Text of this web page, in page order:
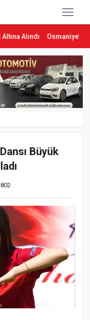
Osmaniye’de Tren
Büyük
802